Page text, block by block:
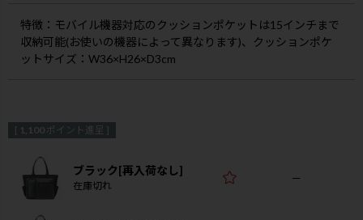
特徴 ：モバイル機器対応のクッションポケットは15インチまで
収納可能(お使いの機器によって異なります)、クッションポケ
ットサイズ：W36×H26×D3cm
[ 1,100 ポイント進呈 ]
ブラック[再入荷なし]
在庫切れ
—